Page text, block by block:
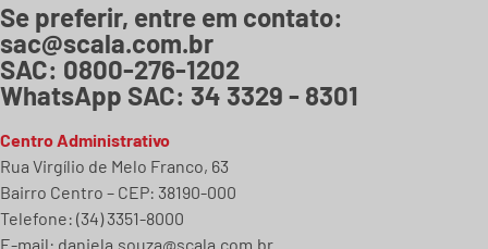
Se preferir, entre em contato:
sac@scala.com.br
SAC: 0800-276-1202
WhatsApp SAC: 34 3329 - 8301
Centro Administrativo
Rua Virgílio de Melo Franco, 63
Bairro Centro – CEP: 38190-000
Telefone: (34) 3351-8000
E-mail: daniela.souza@scala.com.br